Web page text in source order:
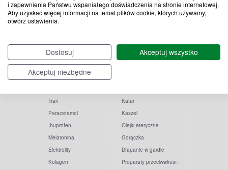
i zapewnienia Państwu wspaniałego doświadczenia na stronie internetowej.
Aby uzyskać więcej informacji na temat plików cookie, których używamy,
otwórz ustawienia.
Dostosuj
Akceptuj wszystko
Akceptuj niezbędne
Popularne zapytania
Witamina D
Witamina C
Tran
Paracetamol
Ibuprofen
Melatonina
Elektrolity
Kolagen
Przeziębienie i grypa
Katar
Kaszel
Olejki eteryczne
Gorączka
Drapanie w gardle
Preparaty przeciwwirusowe